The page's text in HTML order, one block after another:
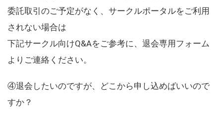
委託取引のご予定がなく、サークルポータルをご利用
されない場合は
下記サークル向けQ&Aをご参考に、退会専用フォーム
よりご連絡ください。
④退会したいのですが、どこから申し込めばいいので
すか？